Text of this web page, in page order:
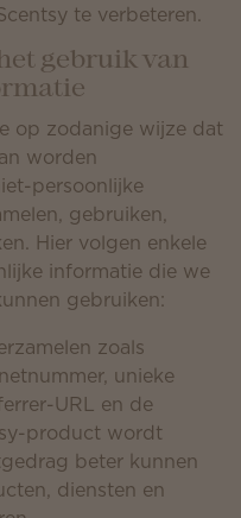
te verbeteren.
gebruik van
op zodanige wijze dat
worden
persoonlijke
gebruiken,
Hier volgen enkele
informatie die we
gebruiken:
zoals
unieke
URL en de
product wordt
beter kunnen
diensten en